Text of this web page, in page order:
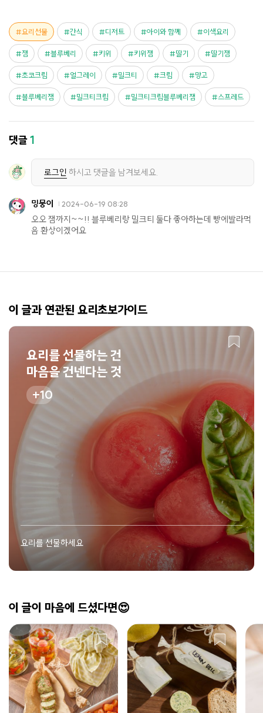
요리선물 간식 디저트 아이와 함께 이색요리
잼 블루베리 키위 키위잼 딸기 딸기잼
초코크림 얼그레이 밀크티 크림 망고
블루베리잼 밀크티크림 밀크티크림블루베리잼 스프레드
댓글1
로그인 하시고 댓글을 남겨보세요.
밍뭉이 2024-06-19 08:28
오오 잼까지~~!! 블루베리랑 밀크티 둘다 좋아하는데 빵에발라먹
음 환상이겠어요
이 글과 연관된 요리초보가이드
요리를 선물하는 건
마음을 건넨다는 것
10
요리를 선물하세요
이 글이 마음에 드셨다면😍